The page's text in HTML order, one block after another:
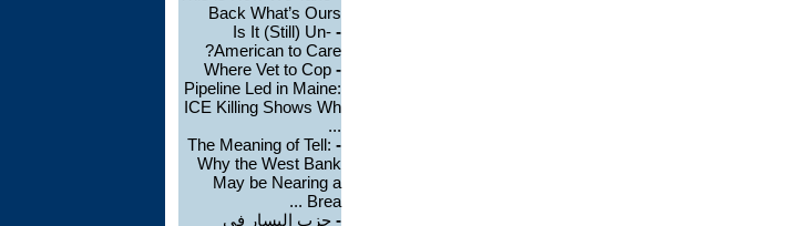
Back What’s Ours
-
Is It (Still) Un-
American to Care?
-
Where Vet to Cop
Pipeline Led in Maine:
ICE Killing Shows Wh
...
-
The Meaning of Tell:
Why the West Bank
May be Nearing a
Brea ...
- حزب اليسار في